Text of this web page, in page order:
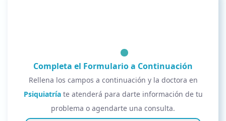
Completa el Formulario a Continuación
Rellena los campos a continuación y la doctora en
Psiquiatríate atenderá para darte información de tu
problema o agendarte una consulta.